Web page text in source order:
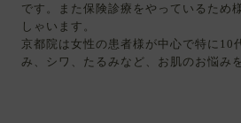
です。また保険診療をやっているため
しゃいます。
京都院は女性の患者様が中心で特に10
み、シワ、たるみなど、お肌のお悩み